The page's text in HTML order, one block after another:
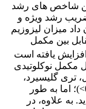
شاخص­ های رشد
رشد ویژه و
میزان لیزوزیم
بین مکمل
یافته است
مکمل نوکلوتیدی
تری­ گلیسیرد،
>)؛ اما به ­طور
علاوه، در